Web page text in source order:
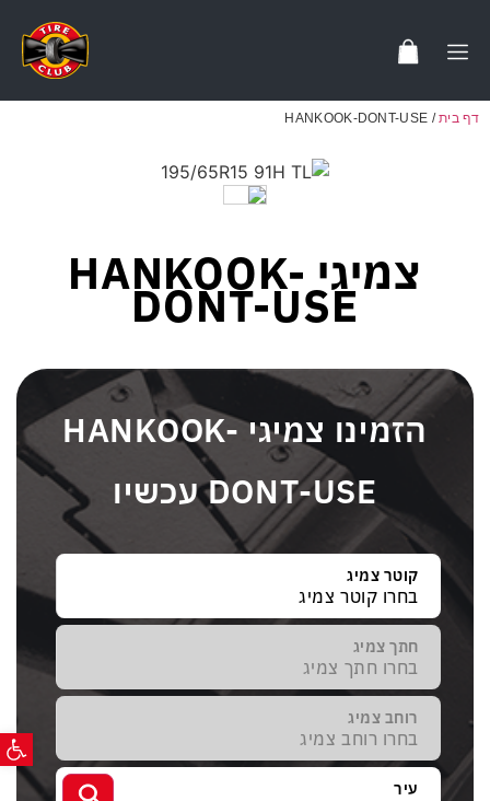
פתח
דף בית/
HANKOOK-DONT-USE
צמיגי HANKOOK-
DONT-USE
הזמינו צמיגי HANKOOK-
DONT-USE עכשיו
קוטר צמיג
חתך צמיג
רוחב צמיג
עיר